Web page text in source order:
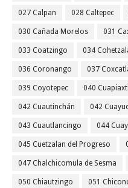
027 Calpan 028 Caltepec
030 Cañada Morelos 031
033 Coatzingo 034
036 Coronango 037
039 Coyotepec 040
042 Cuautinchán 042
043 Cuautlancingo 044
045 Cuetzalan del Progreso
047 Chalchicomula de Sesma
050 Chiautzingo 051